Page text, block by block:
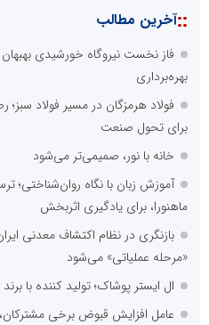
::آخرین مطالب
فاز نخست نیروگاه خورشیدی بهبهان
بهره‌برداری
فولاد هرمزگان در مسیر فولاد
برای تحول صنعت
خانه با نور، صمیمی‌تر می‌شود
آموزش زبان با نگاه روان‌شناختی؛
ماهنورا، برای یادگیری اثربخش
بازنگری در نظام اکتشاف معدنی
«مرحله عملیاتی» می‌شود
ال ایستر پوشاک؛ تولید کننده با برند
عامل افزایش قبوض برخی